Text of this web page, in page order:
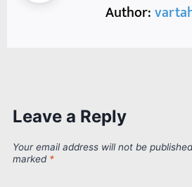
Author:
Leave a Reply
Your email address will not be
marked *